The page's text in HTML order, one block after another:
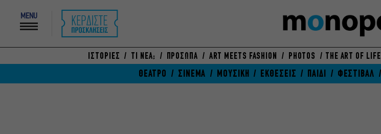
MENU
ΙΣΤΟΡΙΕΣ ΤΙ ΝΕΑ; ΠΡΟΣΩΠΑ ART MEETS FASHION PHOTOS THE ART OF LIFE
ΘΕΑΤΡΟ ΣΙΝΕΜΑ ΜΟΥΣΙΚΗ ΕΚΘΕΣΕΙΣ ΠΑΙΔΙ ΦΕΣΤΙΒΑΛ